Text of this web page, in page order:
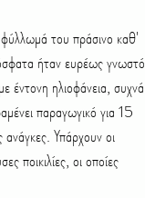
ήταν ευρέως γνωστό
ηλιοφάνεια, συχνά
παραγωγικό για 15
Υπάρχουν οι
ποικιλίες, οι οποίες